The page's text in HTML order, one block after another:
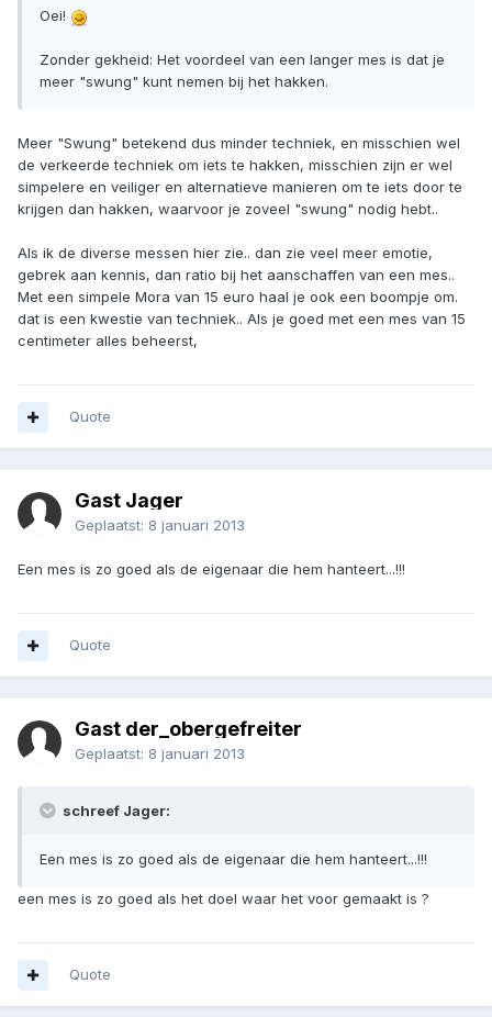
Oei!
Zonder gekheid: Het voordeel van een langer mes is dat je
meer "swung" kunt nemen bij het hakken.
Meer "Swung" betekend dus minder techniek, en misschien wel
de verkeerde techniek om iets te hakken, misschien zijn er wel
simpelere en veiliger en alternatieve manieren om te iets door te
krijgen dan hakken, waarvoor je zoveel "swung" nodig hebt..
Als ik de diverse messen hier zie.. dan zie veel meer emotie,
gebrek aan kennis, dan ratio bij het aanschaffen van een mes..
Met een simpele Mora van 15 euro haal je ook een boompje om.
dat is een kwestie van techniek.. Als je goed met een mes van 15
centimeter alles beheerst,
Quote
Gast Jager
Geplaatst: 8 januari 2013
Een mes is zo goed als de eigenaar die hem hanteert...!!!
Quote
Gast der_obergefreiter
Geplaatst: 8 januari 2013
schreef Jager:
Een mes is zo goed als de eigenaar die hem hanteert...!!!
een mes is zo goed als het doel waar het voor gemaakt is ?
Quote